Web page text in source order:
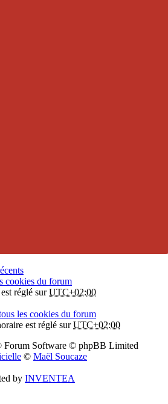
cookies du forum
réglé surUTC+02:00
les cookies du forum
est réglé surUTC+02:00
Forum Software © phpBB Limited
© Maël Soucaze
by INVENTEA